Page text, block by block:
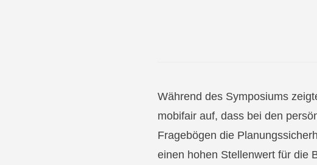
Während des Symposiums
mobifair auf, dass bei den
Fragebögen die
einen hohen Stellenwert für die